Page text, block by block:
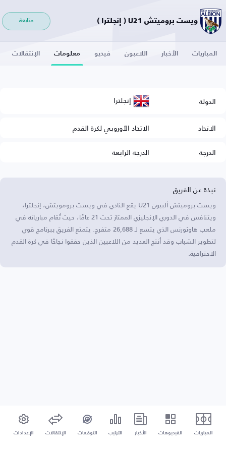
ويست بروميتش U21 ( إنجلترا ) متابعة
المباريات الأخبار اللاعبون فيديو معلومات الإنتقالات
الدولة إنجلترا
الاتحاد
الاتحاد الأوروبي لكرة القدم
الدرجة
الدرجة الرابعة
نبذة عن الفريق
ويست بروميتش ألبيون U21 يقع النادي في ويست برومويتش، إنجلترا،
ويتنافس في الدوري الإنجليزي الممتاز تحت 21 عامًا، حيث تُقام مبارياته في
ملعب هاوثورنس الذي يتسع لـ 26,688 متفرج. يتمتع الفريق ببرنامج قوي
لتطوير الشباب وقد أنتج العديد من اللاعبين الذين حققوا نجاحًا في كرة القدم
الاحترافية.
المباريات الفيديوهات الأخبار الترتيب التوقعات الإنتقالات الإعدادات